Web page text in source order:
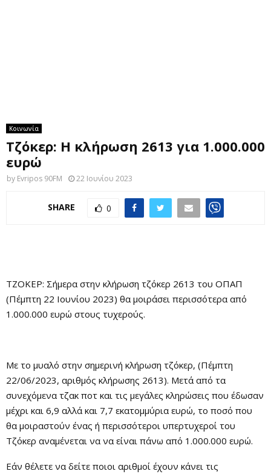
Κοινωνία
Τζόκερ: Η κλήρωση 2613 για 1.000.000
ευρώ
by Evripos 90FM 22 Ιουνίου 2023
SHARE 0
ΤΖΟΚΕΡ: Σήμερα στην κλήρωση τζόκερ 2613 του ΟΠΑΠ
(Πέμπτη 22 Ιουνίου 2023) θα μοιράσει περισσότερα από
1.000.000 ευρώ στους τυχερούς.
Με το μυαλό στην σημερινή κλήρωση τζόκερ, (Πέμπτη
22/06/2023, αριθμός κλήρωσης 2613). Μετά από τα
συνεχόμενα τζακ ποτ και τις μεγάλες κληρώσεις που έδωσαν
μέχρι και 6,9 αλλά και 7,7 εκατομμύρια ευρώ, το ποσό που
θα μοιραστούν ένας ή περισσότεροι υπερτυχεροί του
Τζόκερ αναμένεται να να είναι πάνω από 1.000.000 ευρώ.
Εάν θέλετε να δείτε ποιοι αριθμοί έχουν κάνει τις